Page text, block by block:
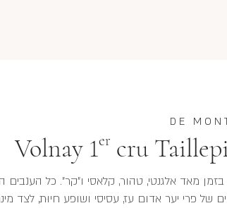
DE
Volnay 1er cru
בזמן מאד אלגנטי, טהור, קלאסי ו"קר". כל
של פרי יער אדום עז, עסיסי ושופע חיוּת, לצד